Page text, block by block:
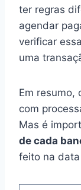
ter regras
agendar
verificar
uma
Em resumo,
com
Mas é
de cada
feito na